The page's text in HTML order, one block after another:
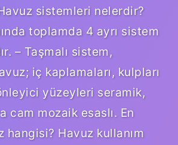
sistemleri nelerdir?
toplamda 4 ayrı sistem
– Taşmalı sistem,
iç kaplamaları, kulpları
yüzeyleri seramik,
cam mozaik esaslı. En
hangisi? Havuz kullanım